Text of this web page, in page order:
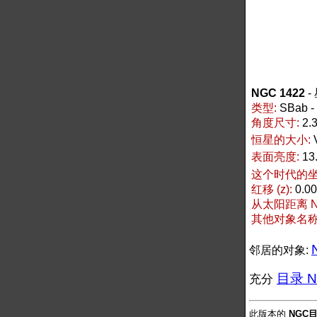
NGC 1422 -
类型: SBab
角度尺寸:
恒星的大小:
表面亮度:
这个时代的
红移 (z):
从太阳距离
其他对象名
邻居的对象:
充分 目录
此版本的 NGC